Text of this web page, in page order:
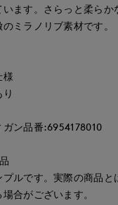
ます。さらっと柔ら
ミラノリブ素材です。
様
ン品番:6954178010
ルです。実際の商品
合がございます。